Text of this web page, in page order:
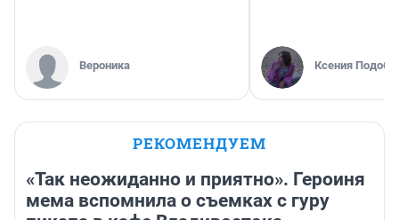
Вероника Ксения
РЕКОМЕНДУЕМ
«Так неожиданно и приятно». Героиня
мема вспомнила о съемках с гуру